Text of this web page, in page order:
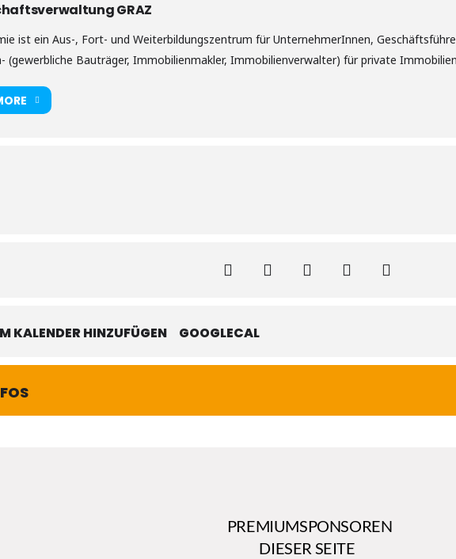
GRAZ
ist ein Aus-, Fort- und Weiterbildungszentrum für UnternehmerInnen,
(gewerbliche Bauträger, Immobilienmakler, Immobilienverwalter) für private
KALENDER HINZUFÜGEN GOOGLECAL
PREMIUMSPONSOREN
DIESER SEITE